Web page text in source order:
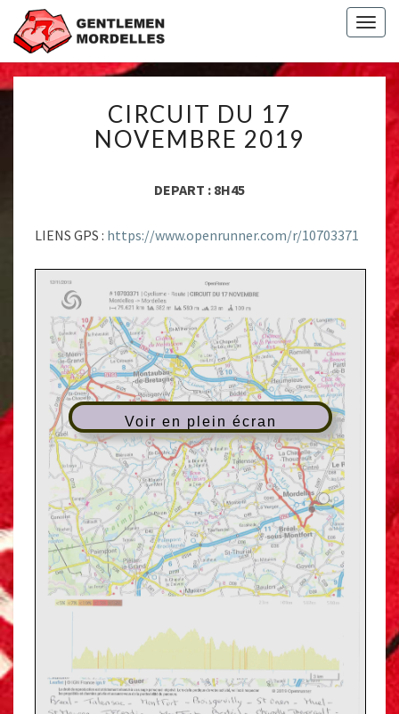
DU
17
NOVEMBRE
CIRCUIT DU 17
NOVEMBRE 2019
DEPART : 8H45
LIENS GPS : https://www.openrunner.com/r/10703371
Voir en plein écran